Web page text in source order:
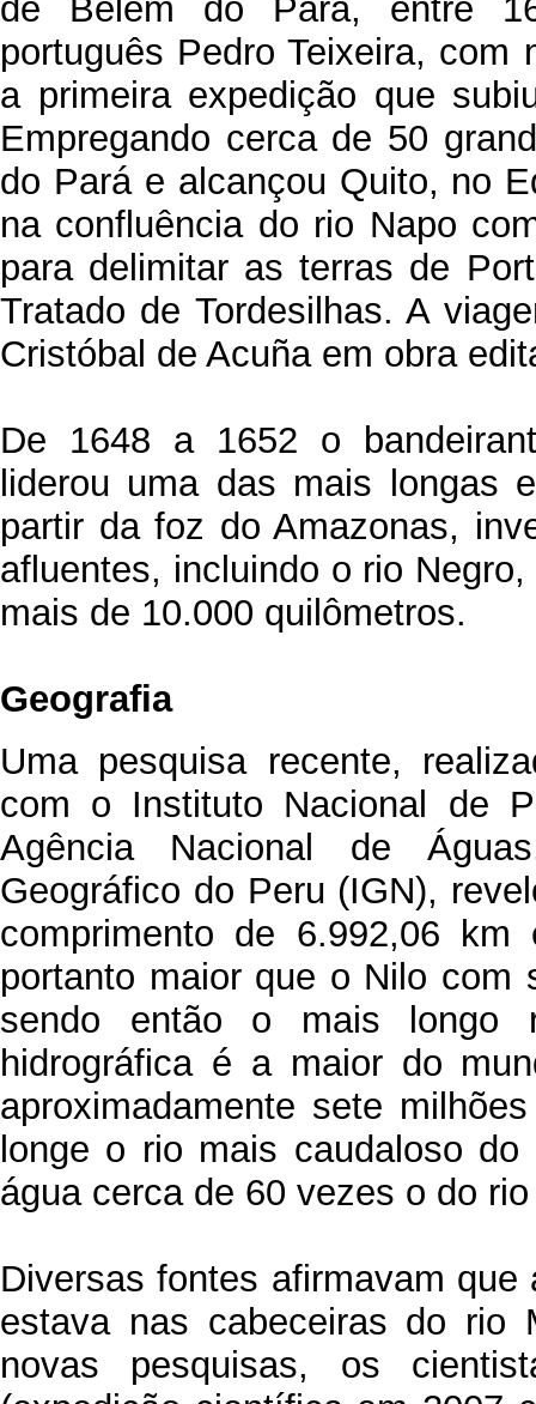
de Belém do Pará, entre
português Pedro Teixeira,
a primeira expedição que
Empregando cerca de 50
do Pará e alcançou Quito, no
na confluência do rio Napo
para delimitar as terras de
Tratado de Tordesilhas. A
Cristóbal de Acuña em obra
De 1648 a 1652 o
liderou uma das mais longas
partir da foz do Amazonas,
afluentes, incluindo o rio
mais de 10.000 quilômetros.
Geografia
Uma pesquisa recente,
com o Instituto Nacional de
Agência Nacional de
Geográfico do Peru (IGN),
comprimento de 6.992,06
portanto maior que o Nilo com
sendo então o mais longo
hidrográfica é a maior do
aproximadamente sete
longe o rio mais caudaloso
água cerca de 60 vezes o do
Diversas fontes afirmavam
estava nas cabeceiras do rio
novas pesquisas, os